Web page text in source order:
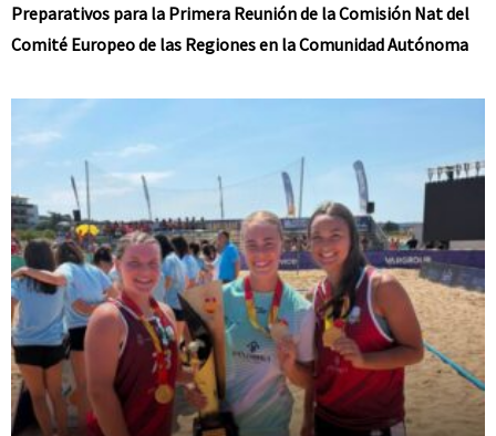
Preparativos para la Primera Reunión de la Comisión Nat del
Comité Europeo de las Regiones en la Comunidad Autónoma